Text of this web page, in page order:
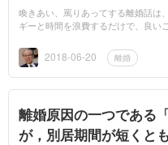
喚きあい、罵りあってする離婚話は
ギーと時間を浪費するだけで、良い
Ｂが、妻Ａ...2018-06-20 離婚
離婚原因の一つである
が，別居期間が短くと